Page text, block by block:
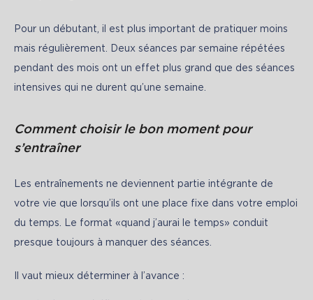
Pour un débutant, il est plus important de pratiquer moins
mais régulièrement. Deux séances par semaine répétées
pendant des mois ont un effet plus grand que des séances
intensives qui ne durent qu’une semaine.
Comment choisir le bon moment pour
s’entraîner
Les entraînements ne deviennent partie intégrante de
votre vie que lorsqu’ils ont une place fixe dans votre emploi
du temps. Le format «quand j’aurai le temps» conduit
presque toujours à manquer des séances.
Il vaut mieux déterminer à l’avance :